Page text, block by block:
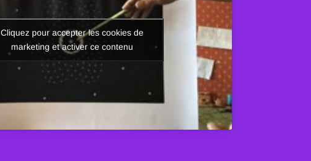
Cliquez pour accepter les cookies de
marketing et activer ce contenu